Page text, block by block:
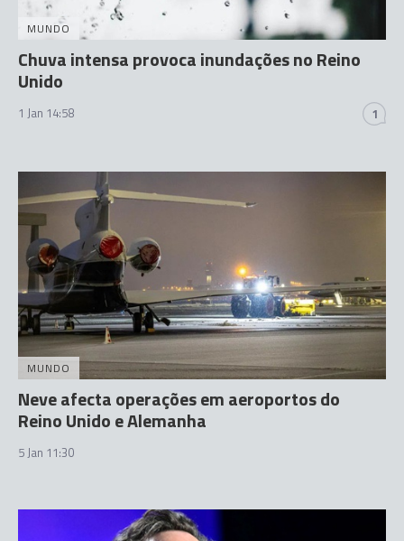
MUNDO
Chuva intensa provoca inundações no Reino
Unido
1 Jan 14:58 1
MUNDO
Neve afecta operações em aeroportos do
Reino Unido e Alemanha
5 Jan 11:30